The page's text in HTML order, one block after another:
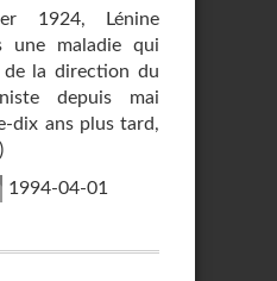
1924, Lénine
une maladie qui
de la direction du
depuis mai
dix ans plus tard,
1994-04-01